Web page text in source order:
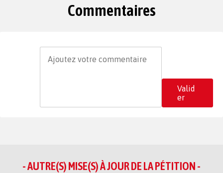
Commentaires
Valid
er
- AUTRE(S) MISE(S) À JOUR DE LA PÉTITION -